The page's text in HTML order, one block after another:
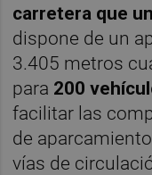
carretera que
dispone de un
3.405 metros
para 200
facilitar las
de
vías de